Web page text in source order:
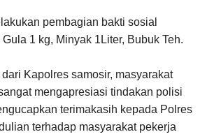
pembagian bakti sosial
1 kg, Minyak 1Liter, Bubuk Teh.
Kapolres samosir, masyarakat
mengapresiasi tindakan polisi
terimakasih kepada Polres
terhadap masyarakat pekerja